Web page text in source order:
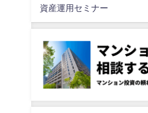
資産運用セミナー